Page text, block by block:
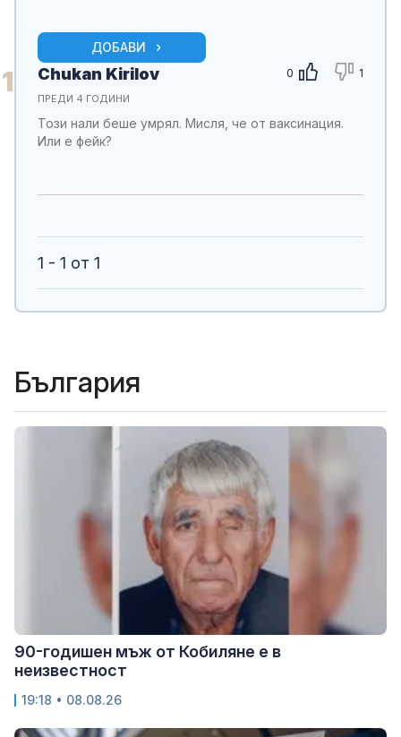
ДОБАВИ
1 0 1
Chukan Kirilov
ПРЕДИ 4 ГОДИНИ
Този нали беше умрял. Мисля, че от ваксинация.
Или е фейк?
1 - 1 от 1
България
90-годишен мъж от Кобиляне е в
неизвестност
19:18 • 08.08.26